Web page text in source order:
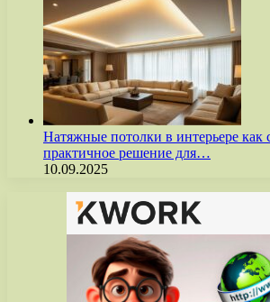
Натяжные потолки в интерьере как
практичное решение для…
10.09.2025